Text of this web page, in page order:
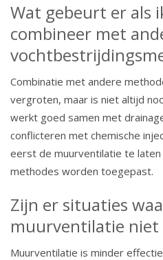
Wat gebeurt er als
combineer met
Combinatie met andere
vergroten, maar is niet altijd
werkt goed samen met
conflicteren met chemische
eerst de muurventilatie te
methodes worden toegepast.
Zijn er situaties
muurventilatie niet
Muurventilatie is minder